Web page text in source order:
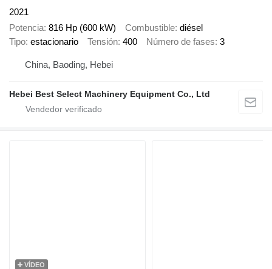
2021
Potencia 816 Hp (600 kW) Combustible diésel
Tipo estacionario Tensión 400 Número de fases 3
China, Baoding, Hebei
Hebei Best Select Machinery Equipment Co., Ltd
VÍDEO